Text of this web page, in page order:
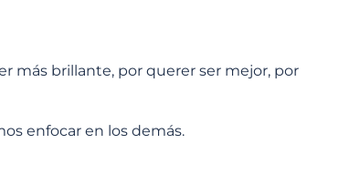
más brillante, por querer ser mejor, por
enfocar en los demás.